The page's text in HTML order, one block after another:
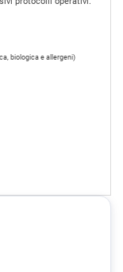
biologica e allergeni)